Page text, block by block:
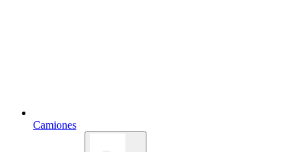
Camiones